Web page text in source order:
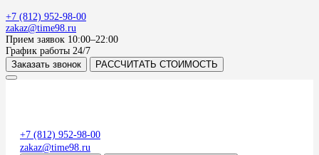
+7 (812) 952-98-00
zakaz@time98.ru
Прием заявок 10:00–22:00
График работы 24/7
Заказать звонок
РАССЧИТАТЬ СТОИМОСТЬ
+7 (812) 952-98-00
zakaz@time98.ru